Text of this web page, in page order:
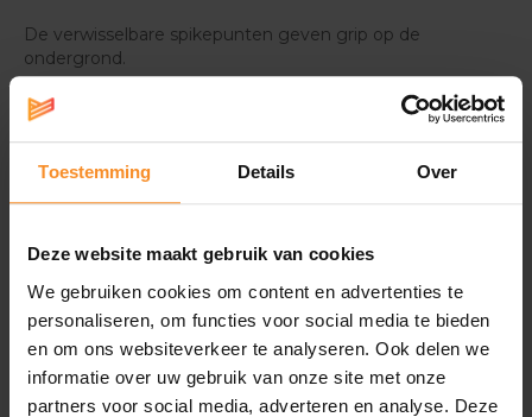
Toestemming Details Over
Deze website maakt gebruik van cookies
We gebruiken cookies om content en advertenties te
personaliseren, om functies voor social media te bieden
en om ons websiteverkeer te analyseren. Ook delen we
informatie over uw gebruik van onze site met onze
partners voor social media, adverteren en analyse. Deze
De verwisselbare spikepunten geven grip op de
ondergrond.
Specificaties
Wat je misschien ook leuk vindt